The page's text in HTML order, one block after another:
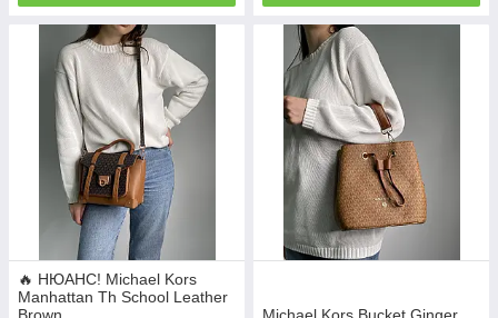
🔥 НЮАНС! Michael Kors
Manhattan Th School Leather